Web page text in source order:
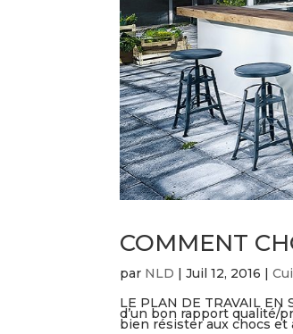
COMMENT
par NLD |Juil 12, 2016 |
LE PLAN DE TRAVAIL
d’un bon rapport qualité/
bien résister aux chocs et